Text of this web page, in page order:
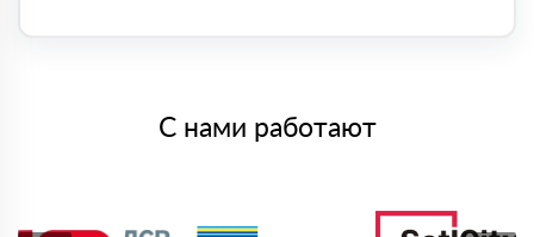
С нами работают